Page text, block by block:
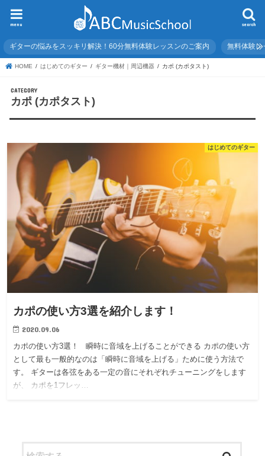
search
menu
ギターの悩みをスッキリ解決！60分無料体験レッスンのご案内 無料体験レ
HOME はじめてのギター ギター機材｜周辺機器 カポ (カポタスト)
カポ (カポタスト)
はじめてのギター
カポの使い方3選を紹介します！
2020.09.06
カポの使い方3選！ 瞬時に音域を上げることができる カポの使い方
として最も一般的なのは「瞬時に音域を上げる」ために使う方法で
す。 ギターは各弦をある一定の音にそれぞれチューニングをします
が、 カポを1フレッ…